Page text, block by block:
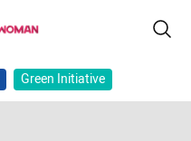
Green Initiative